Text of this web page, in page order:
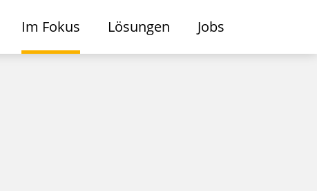
Im Fokus Lösungen Jobs